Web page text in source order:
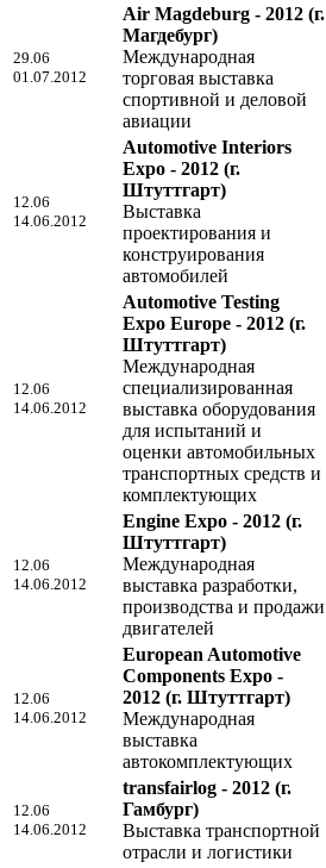
29.06
01.07.2012
Air Magdeburg - 2012 (г.
Магдебург)
Международная
торговая выставка
спортивной и деловой
авиации
12.06
14.06.2012
Automotive Interiors
Expo - 2012 (г.
Штуттгарт)
Выставка
проектирования и
конструирования
автомобилей
12.06
14.06.2012
Automotive Testing
Expo Europe - 2012 (г.
Штуттгарт)
Международная
специализированная
выставка оборудования
для испытаний и
оценки автомобильных
транспортных средств и
комплектующих
12.06
14.06.2012
Engine Expo - 2012 (г.
Штуттгарт)
Международная
выставка разработки,
производства и продажи
двигателей
12.06
14.06.2012
European Automotive
Components Expo -
2012 (г. Штуттгарт)
Международная
выставка
автокомплектующих
12.06
14.06.2012
transfairlog - 2012 (г.
Гамбург)
Выставка транспортной
отрасли и логистики